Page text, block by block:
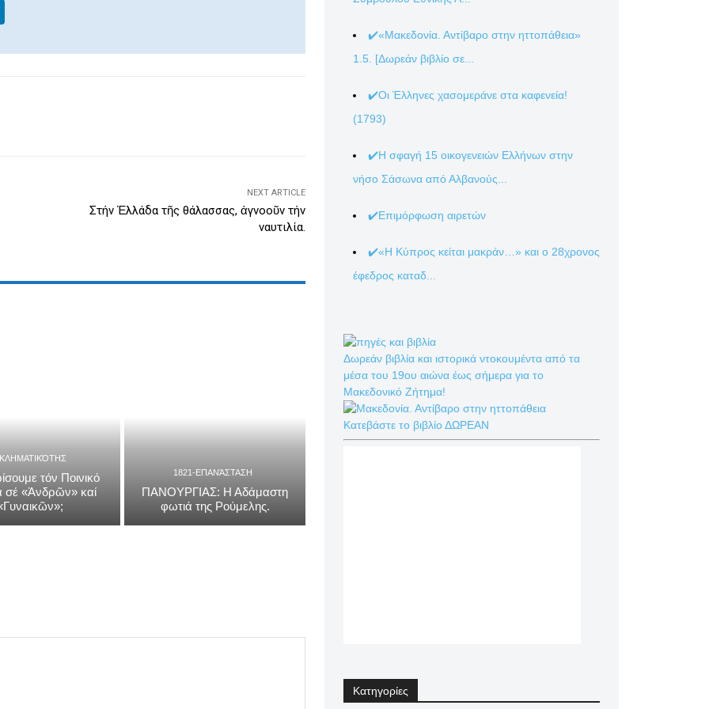
k
NEXT ARTICLE
Στήν Ἑλλάδα τῆς θάλασσας, ἀγνοοῦν τήν
ναυτιλία.
τόν Ποινικό
σέ «Ἀνδρῶν» καί
1821-ΕΠΑΝΆΣΤΑΣΗ
ΠΑΝΟΥΡΓΙΑΣ: Η Αδάμαστη
φωτιά της Ρούμελης.
✔️«Μακεδονία. Αντίβαρο στην ηττοπάθεια»
1.5. [Δωρεάν βιβλίο σε...
✔️Οι Έλληνες χασομεράνε στα καφενεία!
(1793)
✔️Η σφαγή 15 οικογενειών Ελλήνων στην
νήσο Σάσωνα από Αλβανούς...
✔️Επιμόρφωση αιρετών
✔️«Η Κύπρος κείται μακράν…» και ο 28χρονος
έφεδρος καταδ...
Δωρεάν βιβλία και ιστορικά ντοκουμέντα από τα
μέσα του 19ου αιώνα έως σήμερα για το
Μακεδονικό Ζήτημα!
Κατεβάστε το βιβλίο ΔΩΡΕΑΝ
Κατηγορίες